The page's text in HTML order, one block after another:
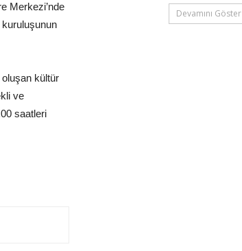
Merkezi’nde
kuruluşunun
kültür
ve
saatleri
Devamını Göster